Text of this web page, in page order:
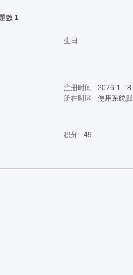
数 1
生日 -
注册时间 2026-1-18
所在时区 使用系统
积分 49